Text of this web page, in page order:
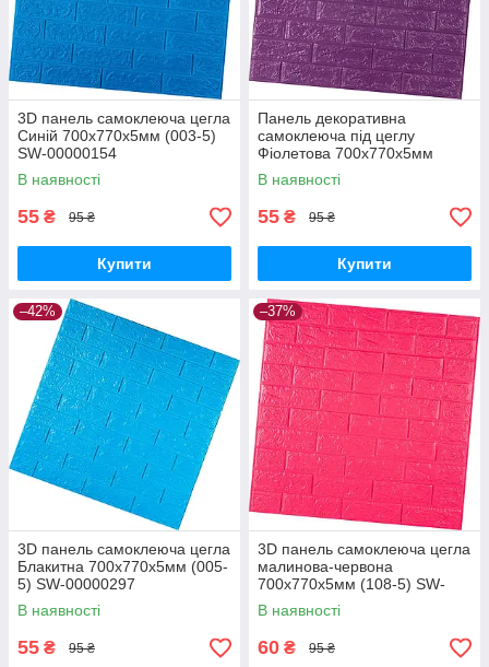
3D панель самоклеюча цегла
Синій 700х770х5мм (003-5)
SW-00000154
В наявності
55 ₴ 95 ₴
Купити
Панель декоративна
самоклеюча під цеглу
Фіолетова 700х770х5мм
(016-5) SW-00000150
В наявності
55 ₴ 95 ₴
Купити
–42%
3D панель самоклеюча цегла
Блакитна 700х770х5мм (005-
5) SW-00000297
В наявності
55 ₴ 95 ₴
–37%
3D панель самоклеюча цегла
малинова-червона
700х770х5мм (108-5) SW-
00001364
В наявності
60 ₴ 95 ₴